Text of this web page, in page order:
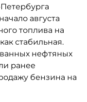
августа
топлива на
стабильная.
нефтяных
ранее
бензина на